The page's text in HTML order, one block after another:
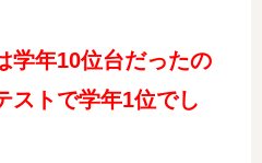
学年10位台だったの
ストで学年1位でし